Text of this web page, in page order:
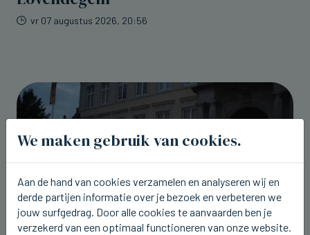
vr 07 augustus 2026, 20:56
We maken gebruik van cookies.
Aan de hand van cookies verzamelen en analyseren wij en
derde partijen informatie over je bezoek en verbeteren we
jouw surfgedrag. Door alle cookies te aanvaarden ben je
verzekerd van een optimaal functioneren van onze website.